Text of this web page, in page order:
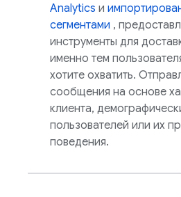
Analytics и
сегментами ,
инструменты для
именно тем
хотите охватить.
сообщения на основе
клиента,
пользователей или их
поведения.